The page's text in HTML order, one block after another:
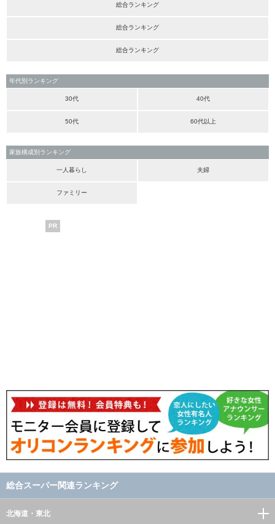
総合ランキング
総合ランキング
総合ランキング
年代別ランキング
30代 40代
50代 60代以上
家族構成別ランキング
一人暮らし 夫婦
ファミリー
PR
総合スーパー関連ランキング
北海道・東北